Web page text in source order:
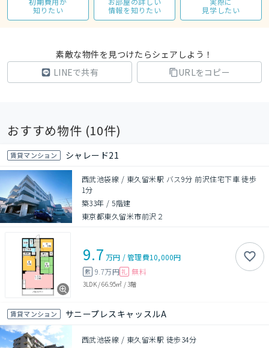
知りたい
情報を知りたい
見学したい
素敵な物件を見つけたらシェアしよう！
LINEで共有
URLをコピー
おすすめ物件 (10件)
賃貸マンション シャレード21
西武池袋線 / 東久留米駅 バス9分 前沢住宅下車 徒歩
1分
築33年 /5階建
東京都東久留米市前沢２
9.7 万円 /管理費10,000円
敷 9.7万円 礼 無料
3LDK/66.95㎡ /3階
賃貸マンション サニープレスキャッスルA
西武池袋線 / 東久留米駅 徒歩34分